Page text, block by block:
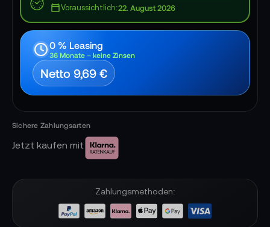
Voraussichtlich:22. August 2026
0 % Leasing
36 Monate – keine Zinsen
Netto 9,69 €
Jetzt kaufen mit
Zahlungsmethoden: